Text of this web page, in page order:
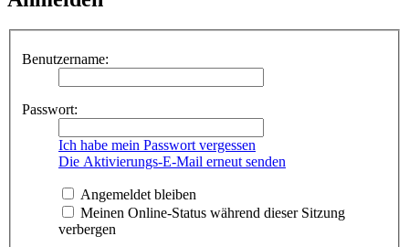
Benutzername:
Passwort:
Ich habe mein Passwort vergessen
Die Aktivierungs-E-Mail erneut senden
Angemeldet bleiben
Meinen Online-Status während dieser Sitzung
verbergen